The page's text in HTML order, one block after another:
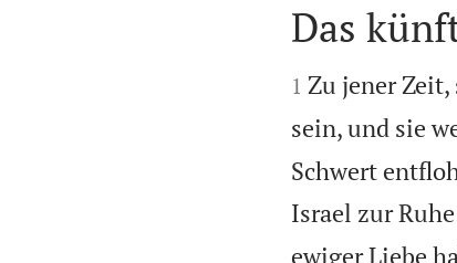

Das

1 Zu jener Zeit,
sein, und sie
Schwert
Israel zur
ewiger Liebe